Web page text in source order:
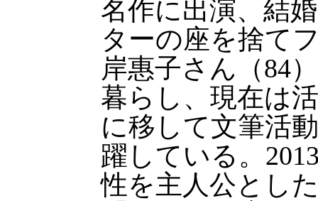
名作に出演、結
ターの座を捨て
岸惠子さん（84
暮らし、現在は
に移して文筆活
躍している。
性を主人公とし